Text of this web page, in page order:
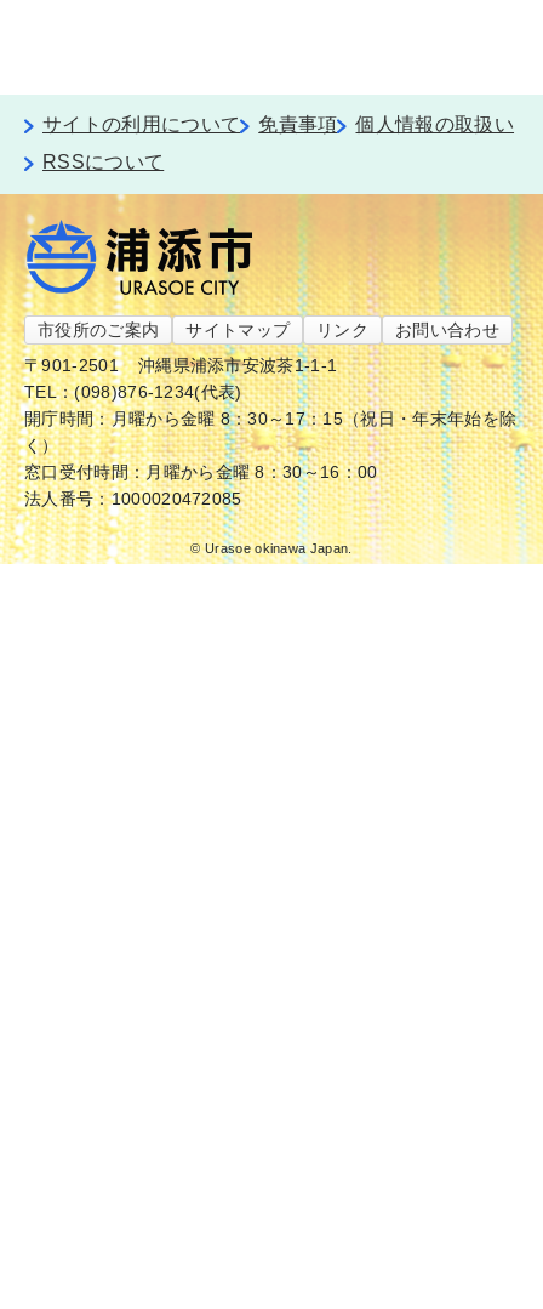
サイトの利用について 免責事項
個人情報の取扱い
RSSについて
市役所のご案内 サイトマップ リンク
お問い合わせ
〒901-2501
沖縄県浦添市安波茶1-1-1
TEL：(098)876-1234(代表)
開庁時間：月曜から金曜 8：30～17：15（祝日・年末年始を除
く）
窓口受付時間：月曜から金曜 8：30～16：00
法人番号：1000020472085
© Urasoe okinawa Japan.